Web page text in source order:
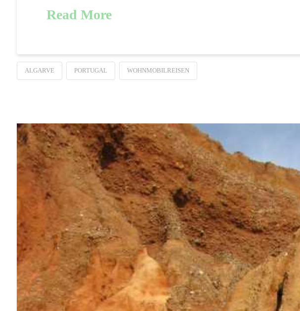
Read More
ALGARVE PORTUGAL WOHNMOBILREISEN